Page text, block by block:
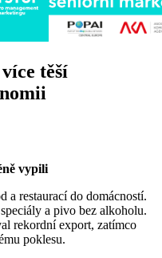
těší
vypili
a restaurací do domácností.
a pivo bez alkoholu.
rekordní export, zatímco
poklesu.